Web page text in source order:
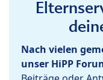
Nach vielen
unser HiPP